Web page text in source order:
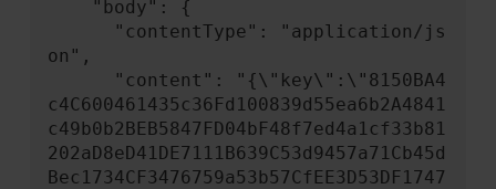
on",
c4C600461435c36Fd100839d55ea6b2A4841
c49b0b2BEB5847FD04bF48f7ed4a1cf33b81
202aD8eD41DE7111B639C53d9457a71Cb45d
Bec1734CF3476759a53b57CfEE3D53DF1747